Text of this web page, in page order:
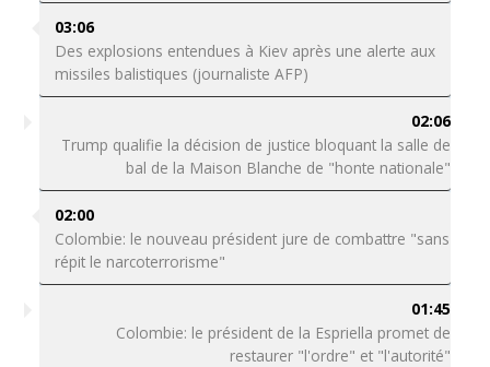
03:06
Des explosions entendues à Kiev après une alerte aux
missiles balistiques (journaliste AFP)
02:06
Trump qualifie la décision de justice bloquant la salle de
bal de la Maison Blanche de "honte nationale"
02:00
Colombie: le nouveau président jure de combattre "sans
répit le narcoterrorisme"
01:45
Colombie: le président de la Espriella promet de
restaurer "l'ordre" et "l'autorité"